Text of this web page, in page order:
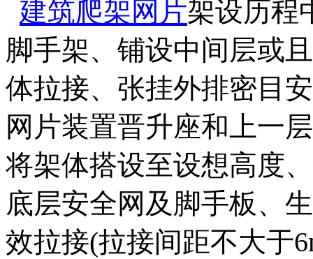
建筑爬架网片架设历程
脚手架、铺设中间层或
体拉接、张挂外排密目
网片装置晋升座和上一
将架体搭设至设想高度
底层安全网及脚手板、
效拉接(拉接间距不大于